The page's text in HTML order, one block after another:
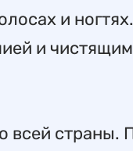
и
и
всей страны.